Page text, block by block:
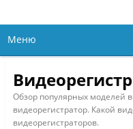
Меню
Обзор популярных моделей
видеорегистратор. Какой
видеорегистраторов.